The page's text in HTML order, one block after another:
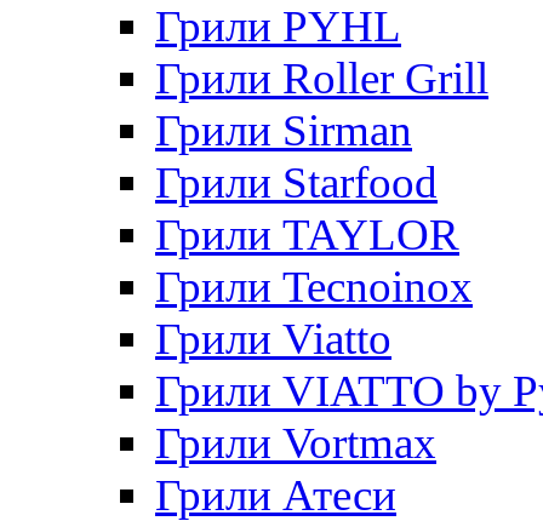
Грили PYHL
Грили Roller Grill
Грили Sirman
Грили Starfood
Грили TAYLOR
Грили Tecnoinox
Грили Viatto
Грили VIATTO by
Грили Vortmax
Грили Атеси